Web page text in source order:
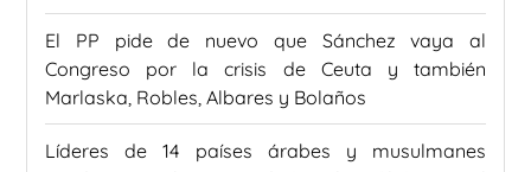
El PP pide de nuevo que Sánchez vaya al
Congreso por la crisis de Ceuta y también
Marlaska, Robles, Albares y Bolaños
Líderes de 14 países árabes y musulmanes